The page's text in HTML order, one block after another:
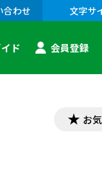
合わせ 文字サ
ド 会員登録
お